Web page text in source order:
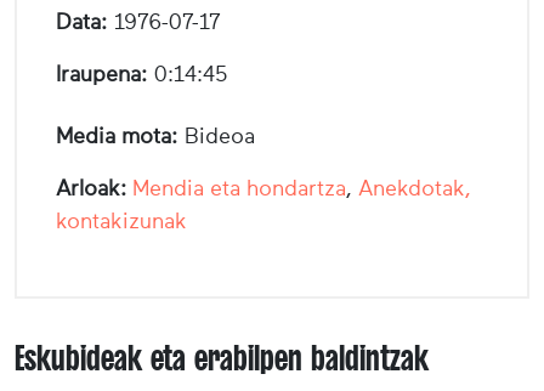
Data: 1976-07-17
Iraupena: 0:14:45
Media mota: Bideoa
Arloak: Mendia eta hondartza, Anekdotak,
kontakizunak
Eskubideak eta erabilpen baldintzak